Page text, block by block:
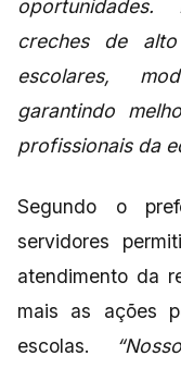
creches de
escolares,
garantindo
profissionais da
Segundo o
servidores
atendimento da
mais as ações
escolas.